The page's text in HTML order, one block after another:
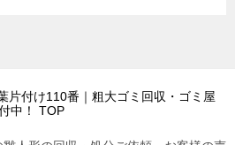
片付け110番｜粗大ゴミ回収・ゴミ屋
中！
TOP